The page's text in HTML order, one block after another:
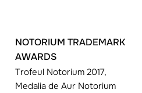
NOTORIUM TRADEMARK
AWARDS
Trofeul Notorium 2017,
Medalia de Aur Notorium